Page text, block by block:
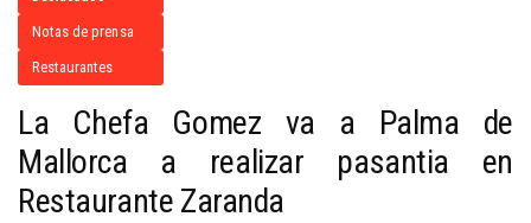
Notas de prensa
Restaurantes
La Chefa Gomez va a Palma de
Mallorca a realizar pasantia en
Restaurante Zaranda